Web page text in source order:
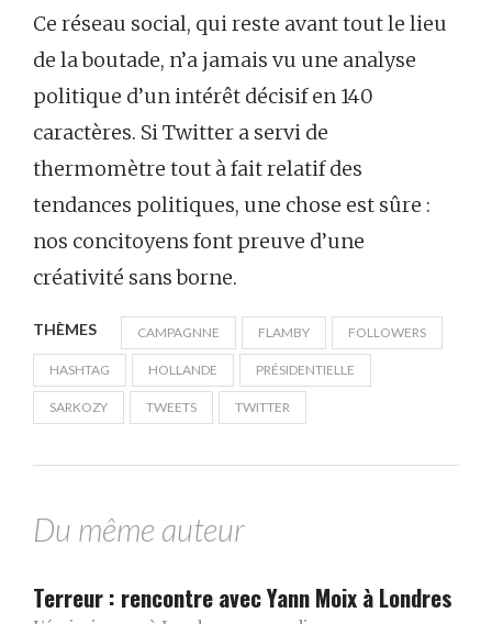
Ce réseau social, qui reste avant tout le lieu
de la boutade, n’a jamais vu une analyse
politique d’un intérêt décisif en 140
caractères. Si Twitter a servi de
thermomètre tout à fait relatif des
tendances politiques, une chose est sûre :
nos concitoyens font preuve d’une
créativité sans borne.
THÈMES CAMPAGNNE FLAMBY FOLLOWERS
HASHTAG HOLLANDE PRÉSIDENTIELLE
SARKOZY TWEETS TWITTER
Du même auteur
Terreur : rencontre avec Yann Moix à Londres